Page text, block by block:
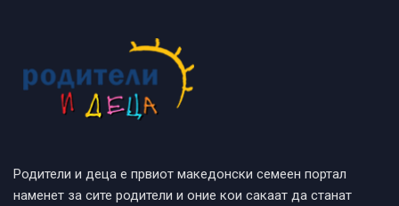
Родители и деца е првиот македонски семеен портал
наменет за сите родители и оние кои сакаат да станат